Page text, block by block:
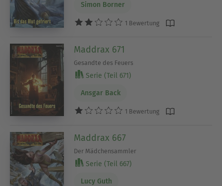
Simon Borner
1 Bewertung
Maddrax 671
Gesandte des Feuers
Serie (Teil 671)
Ansgar Back
1 Bewertung
Maddrax 667
Der Mädchensammler
Serie (Teil 667)
Lucy Guth